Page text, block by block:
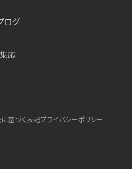
ログ
応
基づく表記プライバシーポリシー